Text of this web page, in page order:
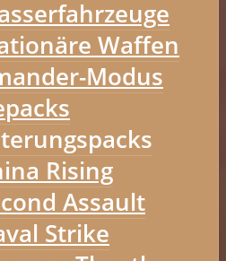
Waffen
Modus
Rising
Assault
Strike